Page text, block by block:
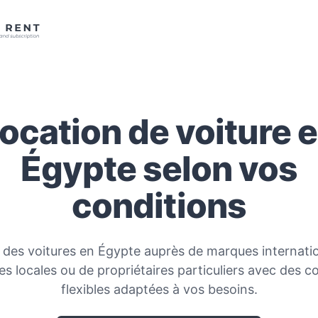
de voiture
Égypte selon vos
conditions
des voitures en Égypte auprès de marques
locales ou de propriétaires particuliers avec des
flexibles adaptées à vos besoins.